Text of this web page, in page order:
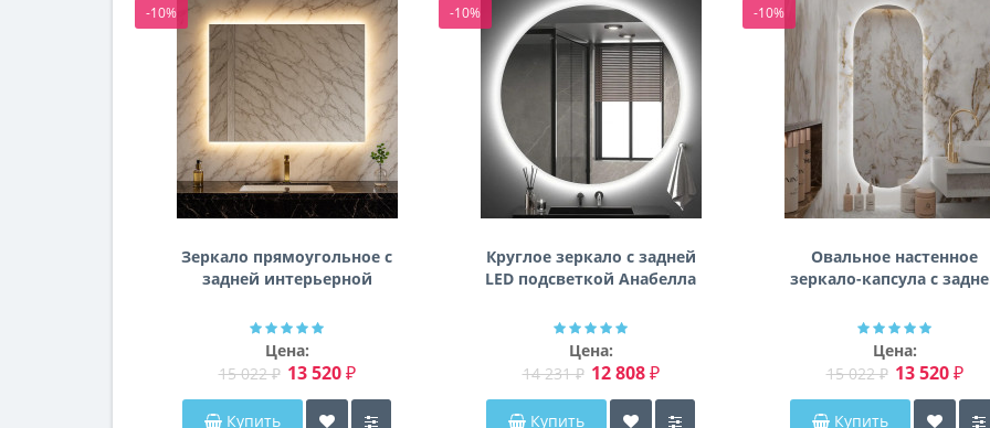
-10%
Зеркало прямоугольное с
задней интерьерной
Далтон
Цена:
15 022 ₽ 13 520 ₽
Купить
-10%
Круглое зеркало с задней
LED подсветкой Анабелла
Цена:
14 231 ₽ 12 808 ₽
Купить
-10%
Овальное настенное
зеркало-капсула с
Мэриэнн
Цена:
15 022 ₽ 13 520 ₽
Купить